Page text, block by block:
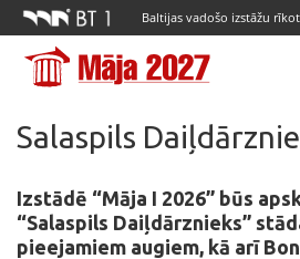
Baltijas vadošo izstāžu
Salaspils
Izstādē “Māja I 2026” būs
“Salaspils Daiļdārznieks”
pieejamiem augiem, kā arī